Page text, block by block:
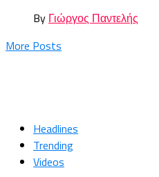
By Γιώργος Παντελής
More Posts
Headlines
Trending
Videos